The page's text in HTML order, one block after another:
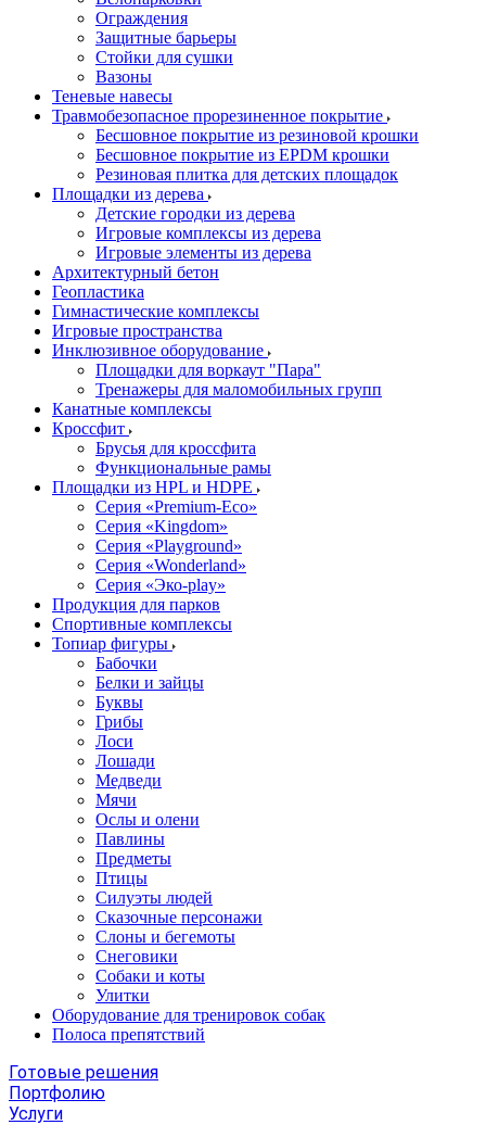
Ограждения
Защитные барьеры
Стойки для сушки
Вазоны
Теневые навесы
Травмобезопасное прорезиненное покрытие
Бесшовное покрытие из резиновой крошки
Бесшовное покрытие из EPDM крошки
Резиновая плитка для детских площадок
Площадки из дерева
Детские городки из дерева
Игровые комплексы из дерева
Игровые элементы из дерева
Архитектурный бетон
Геопластика
Гимнастические комплексы
Игровые пространства
Инклюзивное оборудование
Площадки для воркаут "Пара"
Тренажеры для маломобильных групп
Канатные комплексы
Кроссфит
Брусья для кроссфита
Функциональные рамы
Площадки из HPL и HDPE
Серия «Premium-Eco»
Серия «Kingdom»
Серия «Playground»
Серия «Wonderland»
Серия «Эко-play»
Продукция для парков
Спортивные комплексы
Топиар фигуры
Бабочки
Белки и зайцы
Буквы
Грибы
Лоси
Лошади
Медведи
Мячи
Ослы и олени
Павлины
Предметы
Птицы
Силуэты людей
Сказочные персонажи
Слоны и бегемоты
Снеговики
Собаки и коты
Улитки
Оборудование для тренировок собак
Полоса препятствий
Готовые решения
Портфолию
Услуги